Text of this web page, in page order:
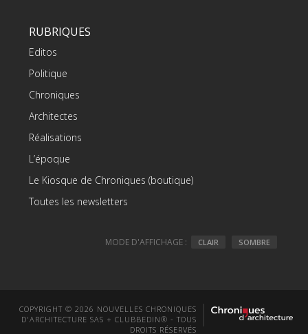
RUBRIQUES
Editos
Politique
Chroniques
Architectes
Réalisations
L’époque
Le Kiosque de Chroniques (boutique)
Toutes les newsletters
MODE D'AFFICHAGE : CLAIR SOMBRE
COPYRIGHT © 2026 NOUVELLES CHRONIQUES
D'ARCHITECTURE SAS + CLUBBEDIN® - TOUS
DROITS RÉSERVÉS